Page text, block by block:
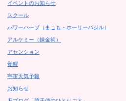
イベントのお知らせ
スクール
パワーハーブ（まこも・ホーリーバジル）
アルケミー（錬金術）
アセンション
覚醒
宇宙天気予報
お知らせ